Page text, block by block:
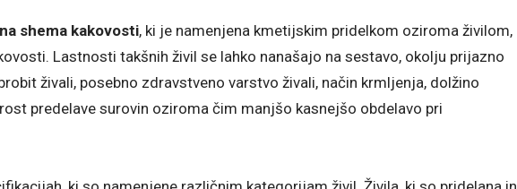
shema kakovosti, ki je namenjena kmetijskim pridelkom oziroma živilom,
Lastnosti takšnih živil se lahko nanašajo na sestavo, okolju prijazno
živali, posebno zdravstveno varstvo živali, način krmljenja, dolžino
predelave surovin oziroma čim manjšo kasnejšo obdelavo pri